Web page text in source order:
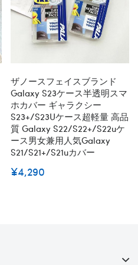
ザノースフェイスブランド
Galaxy S23ケース半透明スマ
ホカバー ギャラクシー
S23+/S23Uケース超軽量 高品
質 Galaxy S22/s22+/s22uケ
ース男女兼用人気Galaxy
S21/s21+/s21uカバー
¥4,290